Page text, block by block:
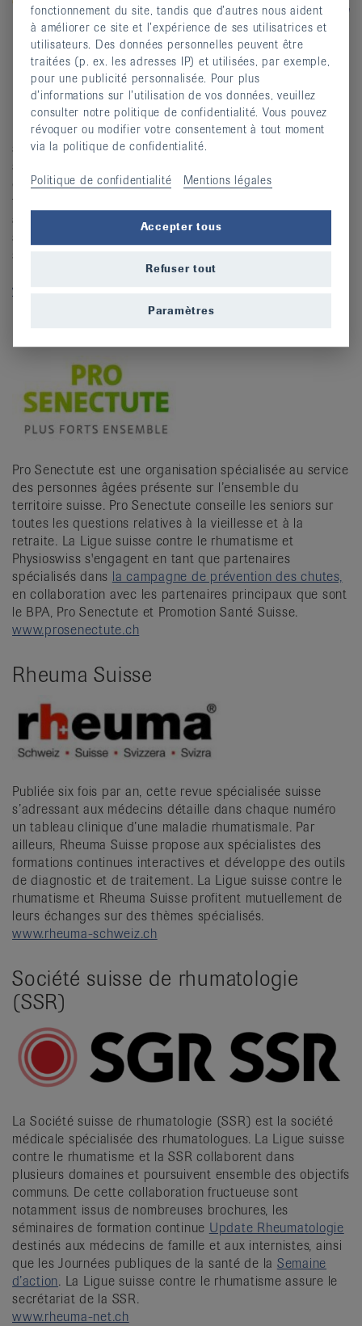
La physiothérapie améliore la qualité de vie des
patient·e·s et vise à éliminer les dysfonctionnements et
les douleurs physiques. Elle intervient dans le traitement,
la rééducation, la prévention, dans la promotion de la
santé et le traitement palliatif. Physioswiss, l’Association
suisse de physiothérapie, représente les intérêts de près
de 10°000 membres. Pour la population, elle oeuvre à
façonner l’avenir du système de santé, en collaboration
avec 16 associations cantonales et régionales. La Ligue
suisse contre le rhumatisme et Physioswiss se
soutiennent mutuellement à travers leurs activités et les
manifestations qu’elles organisent.
www.physioswiss.ch
Pro Senectute est une organisation spécialisée au service
des personnes âgées présente sur l’ensemble du
territoire suisse. Pro Senectute conseille les seniors sur
toutes les questions relatives à la vieillesse et à la
retraite. La Ligue suisse contre le rhumatisme et
Physioswiss s'engagent en tant que partenaires
spécialisés dans la campagne de prévention des chutes,
en collaboration avec les partenaires principaux que sont
le BPA, Pro Senectute et Promotion Santé Suisse.
www.prosenectute.ch
Rheuma Suisse
Publiée six fois par an, cette revue spécialisée suisse
s’adressant aux médecins détaille dans chaque numéro
un tableau clinique d’une maladie rhumatismale. Par
ailleurs, Rheuma Suisse propose aux spécialistes des
formations continues interactives et développe des outils
de diagnostic et de traitement. La Ligue suisse contre le
rhumatisme et Rheuma Suisse profitent mutuellement de
leurs échanges sur des thèmes spécialisés.
www.rheuma-schweiz.ch
Société suisse de rhumatologie
(SSR)
La Société suisse de rhumatologie (SSR) est la société
médicale spécialisée des rhumatologues. La Ligue suisse
contre le rhumatisme et la SSR collaborent dans
plusieurs domaines et poursuivent ensemble des objectifs
communs. De cette collaboration fructueuse sont
notamment issus de nombreuses brochures, les
séminaires de formation continue Update Rheumatologie
destinés aux médecins de famille et aux internistes, ainsi
que les Journées publiques de la santé de la Semaine
d’action. La Ligue suisse contre le rhumatisme assure le
secrétariat de la SSR.
www.rheuma-net.ch
fonctionnement du site, tandis que d’autres nous aident
à améliorer ce site et l’expérience de ses utilisatrices et
utilisateurs. Des données personnelles peuvent être
traitées (p. ex. les adresses IP) et utilisées, par exemple,
pour une publicité personnalisée. Pour plus
d’informations sur l’utilisation de vos données, veuillez
consulter notre politique de confidentialité. Vous pouvez
révoquer ou modifier votre consentement à tout moment
via la politique de confidentialité.
Politique de confidentialité Mentions légales
Accepter tous
Refuser tout
Paramètres